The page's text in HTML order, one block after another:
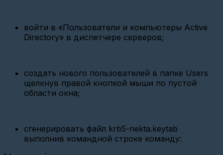
СТК
МАРС
250
Ethernet
Пульсар
Добавление
виртуального
войти в «Пользователи и компьютеры Active
Directory» в диспетчере серверов;
создать нового пользователей в папке Users
щелкнув правой кнопкой мыши по пустой
области окна;
сгенерировать файл krb5-nekta.keytab
выполнив командной строке команду: